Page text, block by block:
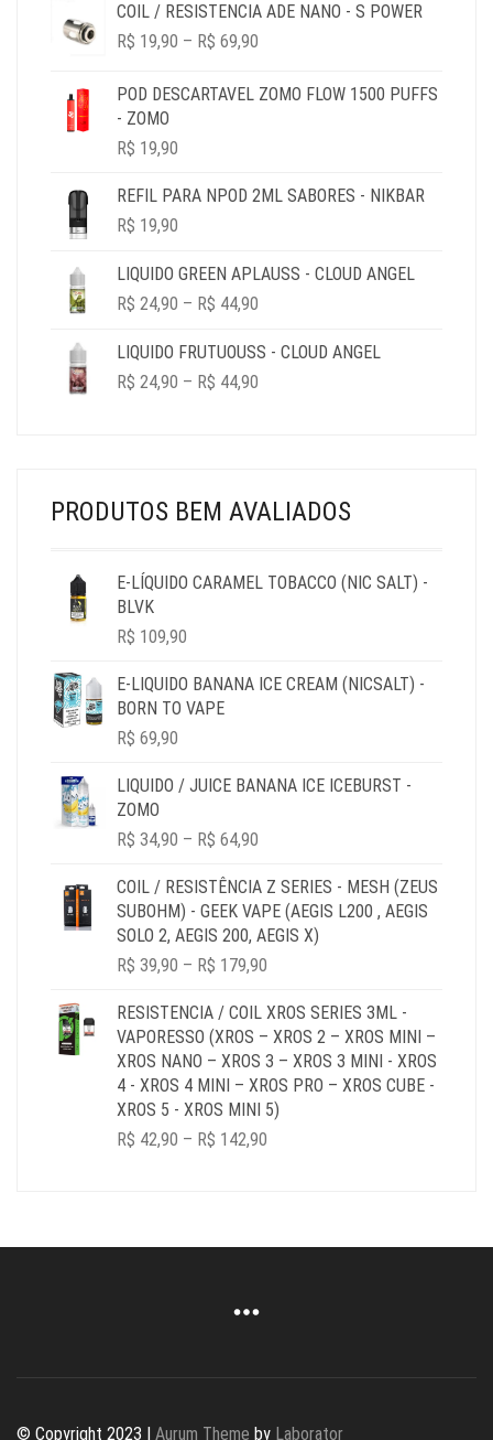
ORIGINAL
ERA:
ATUAL
É:
COIL / RESISTENCIA ADE NANO - S POWER
R$ 19,90 – R$ 69,90
R$ 19,90
POD DESCARTAVEL ZOMO FLOW 1500 PUFFS
- ZOMO
R$ 19,90
REFIL PARA NPOD 2ML SABORES - NIKBAR
R$ 19,90
LIQUIDO GREEN APLAUSS - CLOUD ANGEL
R$ 24,90 – R$ 44,90
R$ 24,90
LIQUIDO FRUTUOUSS - CLOUD ANGEL
R$ 24,90 – R$ 44,90
PRODUTOS BEM AVALIADOS
E-LÍQUIDO CARAMEL TOBACCO (NIC SALT) -
BLVK
R$ 109,90
E-LIQUIDO BANANA ICE CREAM (NICSALT) -
BORN TO VAPE
R$ 69,90
LIQUIDO / JUICE BANANA ICE ICEBURST -
ZOMO
R$ 34,90 – R$ 64,90
R$ 34,90
THROUGH
R$ 64,90
COIL / RESISTÊNCIA Z SERIES - MESH (ZEUS
SUBOHM) - GEEK VAPE (AEGIS L200 , AEGIS
SOLO 2, AEGIS 200, AEGIS X)
R$ 39,90 – R$ 179,90
R$ 39,90
THROUGH
R$ 179,90
RESISTENCIA / COIL XROS SERIES 3ML -
VAPORESSO (XROS – XROS 2 – XROS MINI –
XROS NANO – XROS 3 – XROS 3 MINI - XROS
4 - XROS 4 MINI – XROS PRO – XROS CUBE -
XROS 5 - XROS MINI 5)
R$ 42,90 – R$ 142,90
© Copyright 2023 | Aurum Theme by Laborator